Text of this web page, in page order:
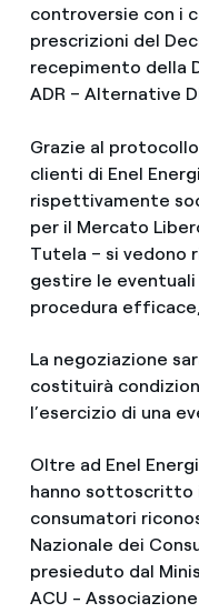
controversie con i
prescrizioni del
recepimento della
ADR – Alternative
Grazie al
clienti di Enel
rispettivamente
per il Mercato
Tutela – si vedono
gestire le
procedura
La negoziazione
costituirà
l’esercizio di una
Oltre ad Enel
hanno sottoscritto
consumatori
Nazionale dei
presieduto dal
ACU -